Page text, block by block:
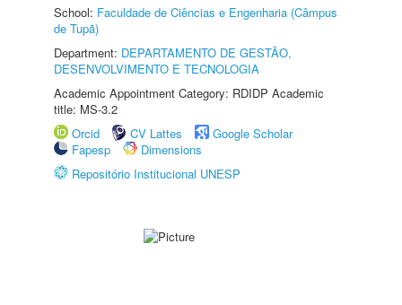
School: Faculdade de Ciências e Engenharia (Câmpus
de Tupã)
Department: DEPARTAMENTO DE GESTÃO,
DESENVOLVIMENTO E TECNOLOGIA
Academic Appointment Category: RDIDP Academic
title: MS-3.2
Orcid
CV Lattes
Google Scholar
Fapesp
Dimensions
Repositório Institucional UNESP